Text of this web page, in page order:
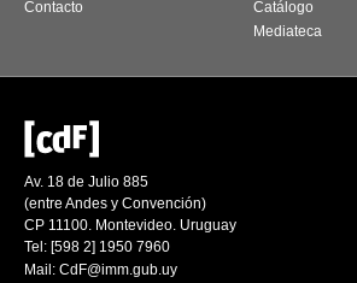
Contacto
Catálogo
Mediateca
Av. 18 de Julio 885
(entre Andes y Convención)
CP 11100. Montevideo. Uruguay
Tel: [598 2] 1950 7960
Mail: CdF@imm.gub.uy